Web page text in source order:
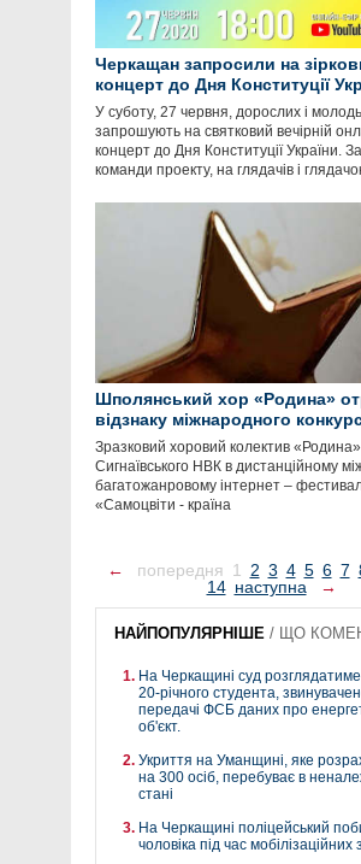
Черкащан запросили на
концерт до Дня Конституції
У суботу, 27 червня, дорослих і молодь
запрошують на святковий вечірній
концерт до Дня Конституції України.
команди проекту, на глядачів і
Шполянський хор «Родина»
відзнаку міжнародного
Зразковий хоровий колектив «Родина»
Сигнаївського НВК в дистанційному
багатожанровому інтернет –
«Самоцвіти - країна
← попередня 1 2 3 4 5 6 7
14 наступна →
НАЙПОПУЛЯРНІШЕ / ЩО
На Черкащині суд
20-річного студента,
передачі ФСБ даних про
об'єкт.
Укриття на Уманщині, яке
на 300 осіб, перебуває в
стані
На Черкащині поліцейський
чоловіка під час мобілізаційних